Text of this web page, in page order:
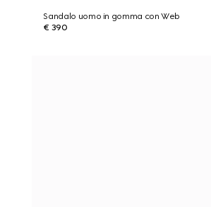
Sandalo uomo in gomma con Web
€ 390